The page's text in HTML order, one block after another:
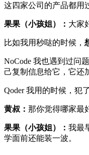
这四家公司的产品都用
果果（小孩姐）： 大家
比如我用秒哒的时候，
NoCode 我也遇到过问
己复制信息给它，它还
Qoder 我用的时候，犯
黄叔： 那你觉得哪家最
果果（小孩姐）： 我最
学面前还能装一波。